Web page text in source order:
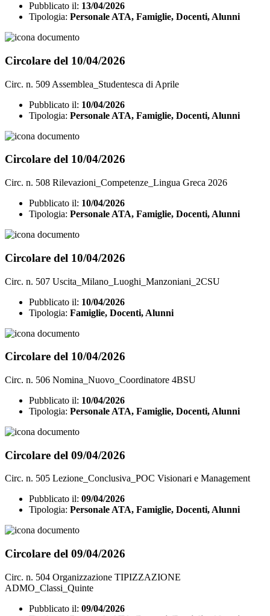
Pubblicato il: 13/04/2026
Tipologia: Personale ATA, Famiglie, Docenti, Alunni
Circolare del 10/04/2026
Circ. n. 509 Assemblea_Studentesca di Aprile
Pubblicato il: 10/04/2026
Tipologia: Personale ATA, Famiglie, Docenti, Alunni
Circolare del 10/04/2026
Circ. n. 508 Rilevazioni_Competenze_Lingua Greca 2026
Pubblicato il: 10/04/2026
Tipologia: Personale ATA, Famiglie, Docenti, Alunni
Circolare del 10/04/2026
Circ. n. 507 Uscita_Milano_Luoghi_Manzoniani_2CSU
Pubblicato il: 10/04/2026
Tipologia: Famiglie, Docenti, Alunni
Circolare del 10/04/2026
Circ. n. 506 Nomina_Nuovo_Coordinatore 4BSU
Pubblicato il: 10/04/2026
Tipologia: Personale ATA, Famiglie, Docenti, Alunni
Circolare del 09/04/2026
Circ. n. 505 Lezione_Conclusiva_POC Visionari e Management
Pubblicato il: 09/04/2026
Tipologia: Personale ATA, Famiglie, Docenti, Alunni
Circolare del 09/04/2026
Circ. n. 504 Organizzazione TIPIZZAZIONE
ADMO_Classi_Quinte
Pubblicato il: 09/04/2026